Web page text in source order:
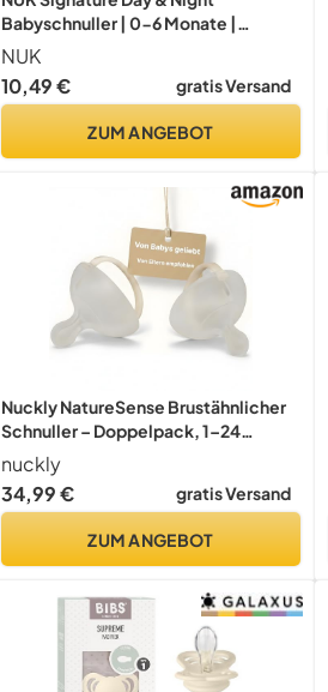
Babyschnuller | 0-6 Monate |
Beruhigt 95 % der Babys |
Silikonschnuller in Herzform |
Leuchtet im Dunkeln | Sterne | 4
NUK
10,49 €
gratis Versand
ZUM ANGEBOT
Nuckly NatureSense Brustähnlicher
Schnuller – Doppelpack, 1–24
Monate, BPA-frei, Food-Grade
Silikon, Beige
nuckly
34,99 €
gratis Versand
ZUM ANGEBOT